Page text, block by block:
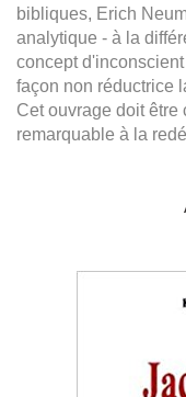
bibliques, Erich
analytique - à la
concept
façon non réductrice
Cet ouvrage doit être
remarquable à la